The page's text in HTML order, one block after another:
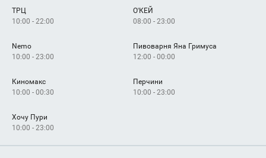
Как добраться
ТРЦ
10:00 - 22:00
О'КЕЙ
08:00 - 23:00
Nemo
10:00 - 23:00
Пивоварня Яна Гримуса
12:00 - 00:00
Киномакс
10:00 - 00:30
Перчини
10:00 - 23:00
Хочу Пури
10:00 - 23:00